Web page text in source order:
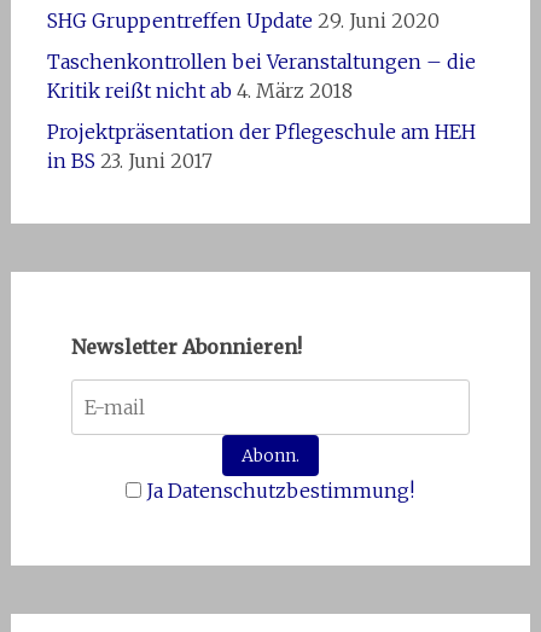
SHG Gruppentreffen Update 29. Juni 2020
Taschenkontrollen bei Veranstaltungen – die
Kritik reißt nicht ab 4. März 2018
Projektpräsentation der Pflegeschule am HEH
in BS 23. Juni 2017
Newsletter Abonnieren!
Ja Datenschutzbestimmung!